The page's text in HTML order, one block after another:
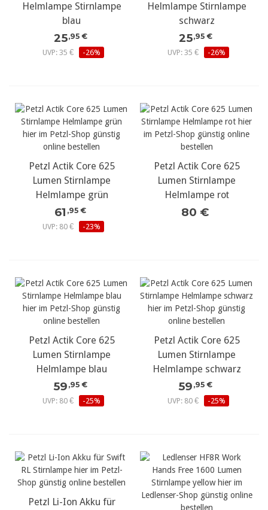
Helmlampe Stirnlampe
blau
25,95 €
UVP: 35 €
-26%
Helmlampe Stirnlampe
schwarz
25,95 €
UVP: 35 €
-26%
Petzl Actik Core 625
Lumen Stirnlampe
Helmlampe grün
61 ,95 €
UVP: 80 €
-23%
Petzl Actik Core 625
Lumen Stirnlampe
Helmlampe rot
80 €
Petzl Actik Core 625
Lumen Stirnlampe
Helmlampe blau
59 ,95 €
UVP: 80 €
-25%
Petzl Actik Core 625
Lumen Stirnlampe
Helmlampe schwarz
59 ,95 €
UVP: 80 €
-25%
Petzl Li-Ion Akku für